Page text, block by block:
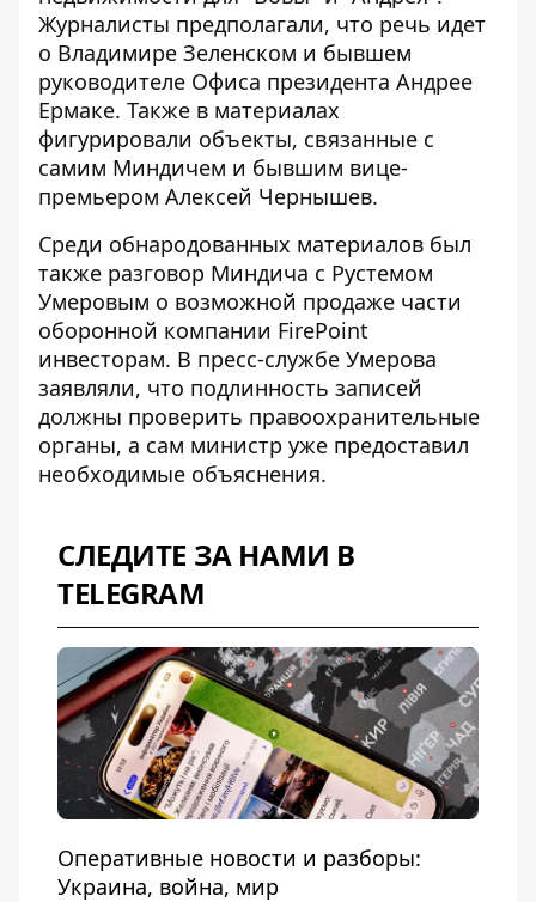
Журналисты предполагали, что речь идет
о Владимире Зеленском и бывшем
руководителе Офиса президента Андрее
Ермаке. Также в материалах
фигурировали объекты, связанные с
самим Миндичем и бывшим вице-
премьером Алексей Чернышев.
Среди обнародованных материалов был
также разговор Миндича с Рустемом
Умеровым о возможной продаже части
оборонной компании FirePoint
инвесторам. В пресс-службе Умерова
заявляли, что подлинность записей
должны проверить правоохранительные
органы, а сам министр уже предоставил
необходимые объяснения.
СЛЕДИТЕ ЗА НАМИ В
TELEGRAM
Оперативные новости и разборы:
Украина, война, мир